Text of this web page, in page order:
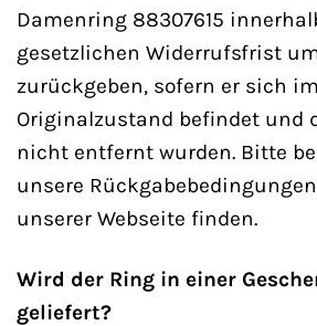
Damenring 88307615
gesetzlichen Widerrufsfrist
zurückgeben, sofern er sich im
Originalzustand befindet und
nicht entfernt wurden. Bitte
unsere
unserer Webseite finden.
Wird der Ring in einer
geliefert?